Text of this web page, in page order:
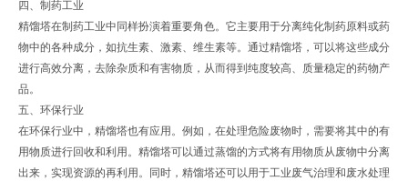
四、制药工业
精馏塔在制药工业中同样扮演着重要角色。它主要用于分离纯化制药原料或药
物中的各种成分，如抗生素、激素、维生素等。通过精馏塔，可以将这些成分
进行高效分离，去除杂质和有害物质，从而得到纯度较高、质量稳定的药物产
品。
五、环保行业
在环保行业中，精馏塔也有应用。例如，在处理危险废物时，需要将其中的有
用物质进行回收和利用。精馏塔可以通过蒸馏的方式将有用物质从废物中分离
出来，实现资源的再利用。同时，精馏塔还可以用于工业废气治理和废水处理